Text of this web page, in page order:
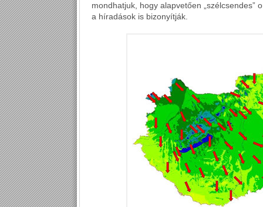
mondhatjuk, hogy alapvetően
a híradások is bizonyítják.